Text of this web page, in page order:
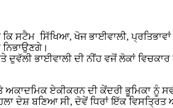
ਸਟੈਮ ਸਿੱਖਿਆ, ਖੋਜ ਭਾਈਵਾਲੀ,
ਦੁਵੱਲੀ ਭਾਈਵਾਲੀ ਦੀ ਨੀਂਹ ਵਜੋਂ ਲੋਕਾਂ
ਏਕੀਕਰਨ ਦੀ ਕੇਂਦਰੀ ਭੂਮਿਕਾ
ਦੇਸ਼ ਬਣਿਆ ਸੀ, ਦੋਵੇਂ ਧਿਰਾਂ ਇੱਕ